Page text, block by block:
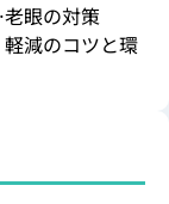
眼の対策
減のコツと環